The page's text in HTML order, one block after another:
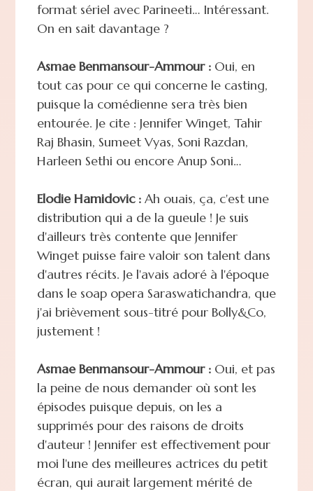
format sériel avec Parineeti… Intéressant.
On en sait davantage ?
Asmae Benmansour-Ammour :Oui, en
tout cas pour ce qui concerne le casting,
puisque la comédienne sera très bien
entourée. Je cite : Jennifer Winget, Tahir
Raj Bhasin, Sumeet Vyas, Soni Razdan,
Harleen Sethi ou encore Anup Soni…
Elodie Hamidovic :Ah ouais, ça, c'est une
distribution qui a de la gueule ! Je suis
d'ailleurs très contente que Jennifer
Winget puisse faire valoir son talent dans
d'autres récits. Je l'avais adoré à l'époque
dans le soap opera Saraswatichandra, que
j'ai brièvement sous-titré pour Bolly&Co,
justement !
Asmae Benmansour-Ammour :Oui, et pas
la peine de nous demander où sont les
épisodes puisque depuis, on les a
supprimés pour des raisons de droits
d'auteur ! Jennifer est effectivement pour
moi l'une des meilleures actrices du petit
écran, qui aurait largement mérité de